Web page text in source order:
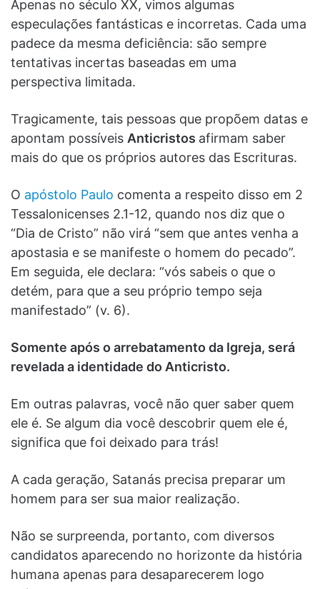
Apenas no século XX, vimos algumas
especulações fantásticas e incorretas. Cada uma
padece da mesma deficiência: são sempre
tentativas incertas baseadas em uma
perspectiva limitada.
Tragicamente, tais pessoas que propõem datas e
apontam possíveis Anticristos afirmam saber
mais do que os próprios autores das Escrituras.
O apóstolo Paulo comenta a respeito disso em 2
Tessalonicenses 2.1-12, quando nos diz que o
“Dia de Cristo” não virá “sem que antes venha a
apostasia e se manifeste o homem do pecado”.
Em seguida, ele declara: “vós sabeis o que o
detém, para que a seu próprio tempo seja
manifestado” (v. 6).
Somente após o arrebatamento da Igreja, será
revelada a identidade do Anticristo.
Em outras palavras, você não quer saber quem
ele é. Se algum dia você descobrir quem ele é,
significa que foi deixado para trás!
A cada geração, Satanás precisa preparar um
homem para ser sua maior realização.
Não se surpreenda, portanto, com diversos
candidatos aparecendo no horizonte da história
humana apenas para desaparecerem logo